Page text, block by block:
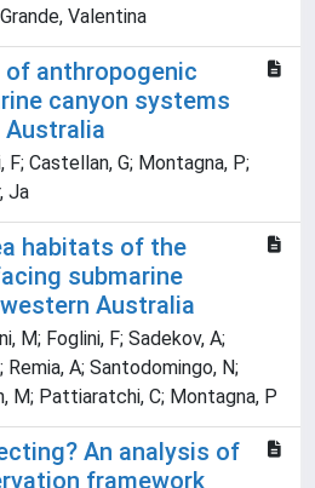
Valentina
anthropogenic
canyon systems
F; Castellan, G; Montagna, P;
Ja
habitats of the
submarine
Australia
M; Foglini, F; Sadekov, A;
Remia, A; Santodomingo, N;
M; Pattiaratchi, C; Montagna, P
An analysis of
framework